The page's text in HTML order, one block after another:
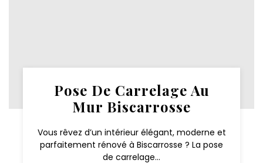
Pose De Carrelage Au
Mur Biscarrosse
Vous rêvez d’un intérieur élégant, moderne et
parfaitement rénové à Biscarrosse ? La pose
de carrelage...